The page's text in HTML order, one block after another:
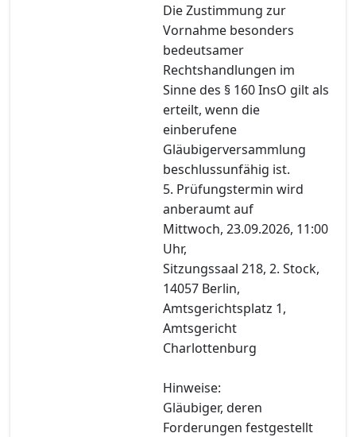
Die Zustimmung zur
Vornahme besonders
bedeutsamer
Rechtshandlungen im
Sinne des § 160 InsO gilt als
erteilt, wenn die
einberufene
Gläubigerversammlung
beschlussunfähig ist.
5. Prüfungstermin wird
anberaumt auf
Mittwoch, 23.09.2026, 11:00
Uhr,
Sitzungssaal 218, 2. Stock,
14057 Berlin,
Amtsgerichtsplatz 1,
Amtsgericht
Charlottenburg
Hinweise:
Gläubiger, deren
Forderungen festgestellt